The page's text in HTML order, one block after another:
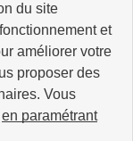
du site
et
améliorer votre
proposer des
Vous
en paramétrant